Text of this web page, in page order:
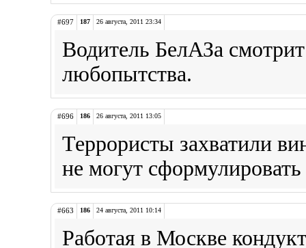
#697 187 26 августа, 2011 23:34
Водитель БелАЗа
любопытства.
#696 186 26 августа, 2011 13:05
Террористы захватили
не могут
#663 186 24 августа, 2011 10:14
Работая в Москве